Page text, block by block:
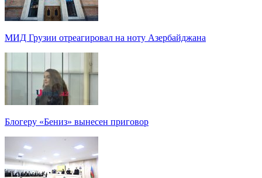
МИД Грузии отреагировал на ноту Азербайджана
Блогеру «Бениз» вынесен приговор